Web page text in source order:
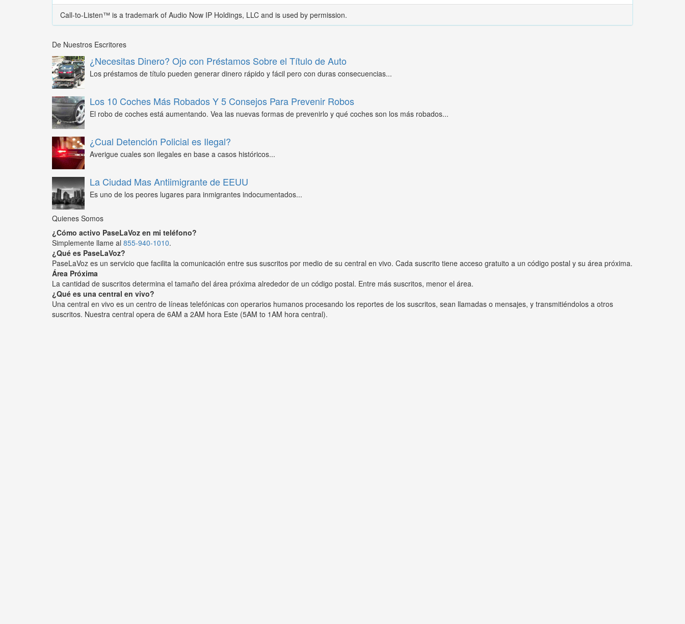
Call-to-Listen™ is a trademark of Audio Now IP Holdings, LLC and is used by permission.
De Nuestros Escritores
¿Necesitas Dinero? Ojo con Préstamos Sobre el Título de Auto
Los préstamos de título pueden generar dinero rápido y fácil pero con duras consecuencias...
Los 10 Coches Más Robados Y 5 Consejos Para Prevenir Robos
El robo de coches está aumentando. Vea las nuevas formas de prevenirlo y qué coches son los más robados...
¿Cual Detención Policial es Ilegal?
Averigue cuales son ilegales en base a casos históricos...
La Ciudad Mas Antiimigrante de EEUU
Es uno de los peores lugares para inmigrantes indocumentados...
Quienes Somos
¿Cómo activo PaseLaVoz en mi teléfono?
Simplemente llame al 855-940-1010.
¿Qué es PaseLaVoz?
PaseLaVoz es un servicio que facilita la comunicación entre sus suscritos por medio de su central en vivo. Cada suscrito tiene acceso gratuito a un código postal y su área próxima.
Área Próxima
La cantidad de suscritos determina el tamaño del área próxima alrededor de un código postal. Entre más suscritos, menor el área.
¿Qué es una central en vivo?
Una central en vivo es un centro de líneas telefónicas con operarios humanos procesando los reportes de los suscritos, sean llamadas o mensajes, y transmitiéndolos a otros
suscritos. Nuestra central opera de 6AM a 2AM hora Este (5AM to 1AM hora central).